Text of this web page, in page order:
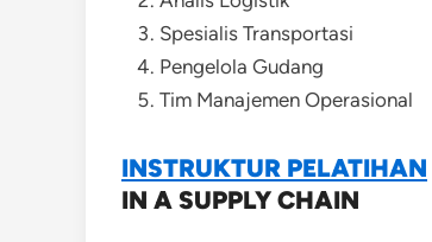
Spesialis Transportasi
Pengelola Gudang
Tim Manajemen Operasional
INSTRUKTUR PELATIHAN
IN A SUPPLY CHAIN